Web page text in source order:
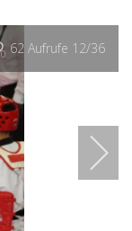
0 62 Aufrufe 12/36